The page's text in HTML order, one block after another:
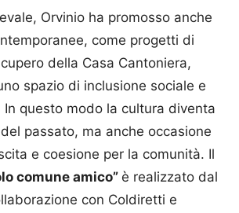
Orvinio ha promosso anche
come progetti di
della Casa Cantoniera,
spazio di inclusione sociale e
In questo modo la cultura diventa
passato, ma anche occasione
e coesione per la comunità. Il
comune amico” è realizzato dal
con Coldiretti e